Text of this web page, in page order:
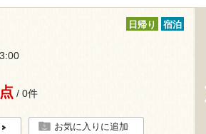
日帰り 宿泊
/ 0件
お気に入りに追加